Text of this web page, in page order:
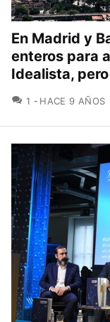
En Madrid y
enteros para
Idealista,
1 COMENTARIOS
HACE 9 AÑOS